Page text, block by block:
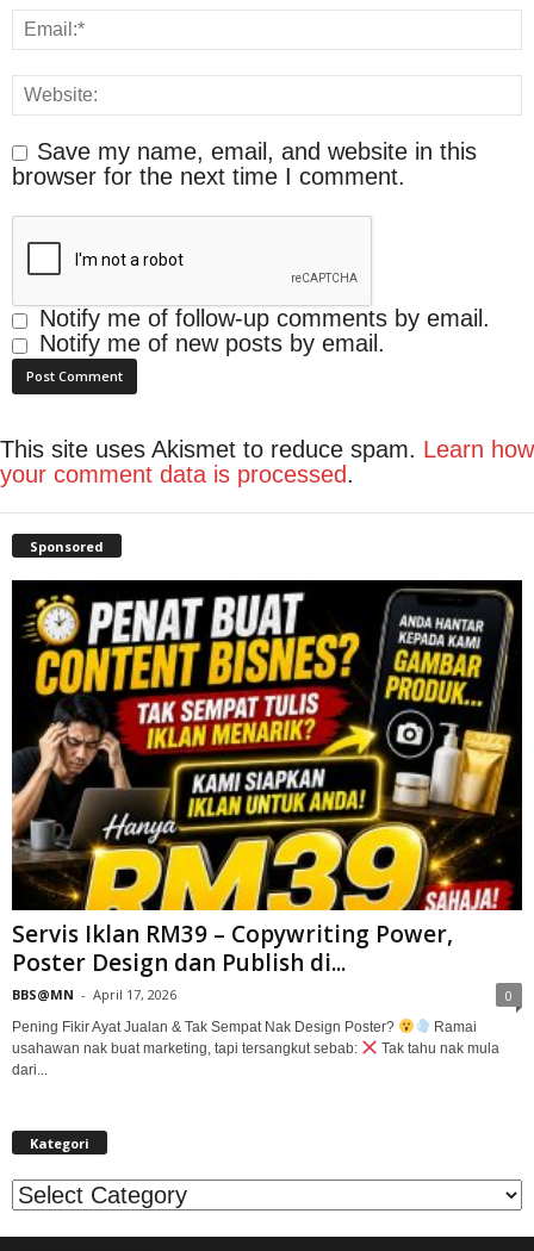
Save my name, email, and website in this
browser for the next time I comment.
Notify me of follow-up comments by email.
Notify me of new posts by email.
This site uses Akismet to reduce spam. Learn how
your comment data is processed.
Sponsored
Servis Iklan RM39 – Copywriting Power,
Poster Design dan Publish di...
BBS@MN - April 17, 2026 0
Pening Fikir Ayat Jualan & Tak Sempat Nak Design Poster?
Ramai
usahawan nak buat marketing, tapi tersangkut sebab:
Tak tahu nak mula
dari...
Kategori
Kategori